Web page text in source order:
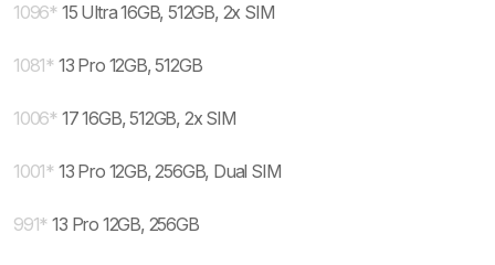
1096* 15 Ultra 16GB, 512GB, 2x SIM
1081* 13 Pro 12GB, 512GB
1006* 17 16GB, 512GB, 2x SIM
1001* 13 Pro 12GB, 256GB, Dual SIM
991* 13 Pro 12GB, 256GB